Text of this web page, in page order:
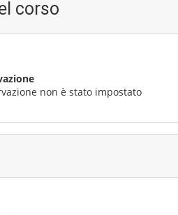
corso
non è stato impostato